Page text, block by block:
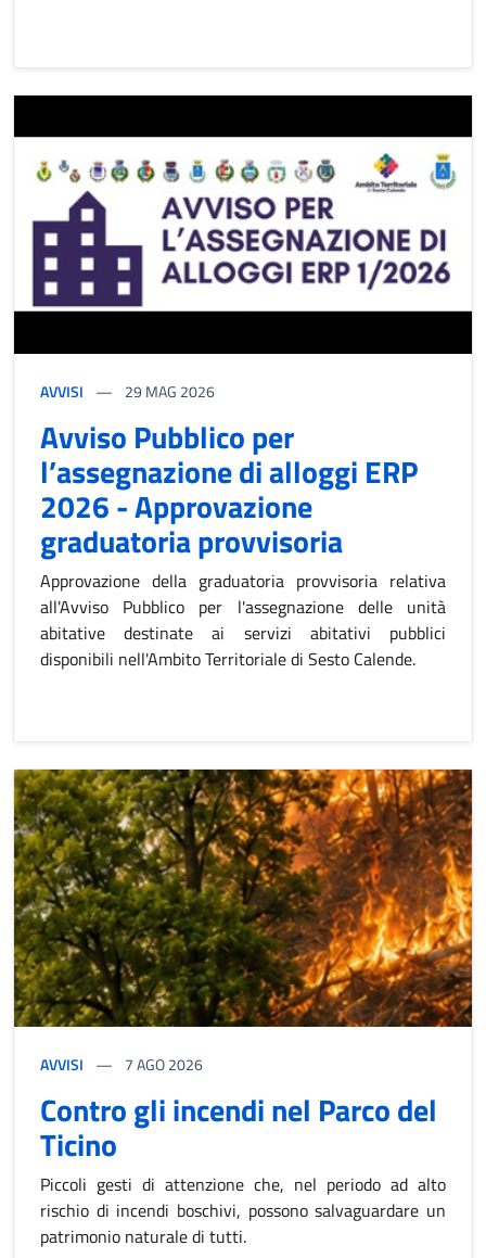
AVVISI 29 MAG 2026
Avviso Pubblico per
l’assegnazione di alloggi ERP
2026 - Approvazione
graduatoria provvisoria
Approvazione della graduatoria provvisoria relativa
all'Avviso Pubblico per l'assegnazione delle unità
abitative destinate ai servizi abitativi pubblici
disponibili nell'Ambito Territoriale di Sesto Calende.
AVVISI 7AGO 2026
Contro gli incendi nel Parco del
Ticino
Piccoli gesti di attenzione che, nel periodo ad alto
rischio di incendi boschivi, possono salvaguardare un
patrimonio naturale di tutti.